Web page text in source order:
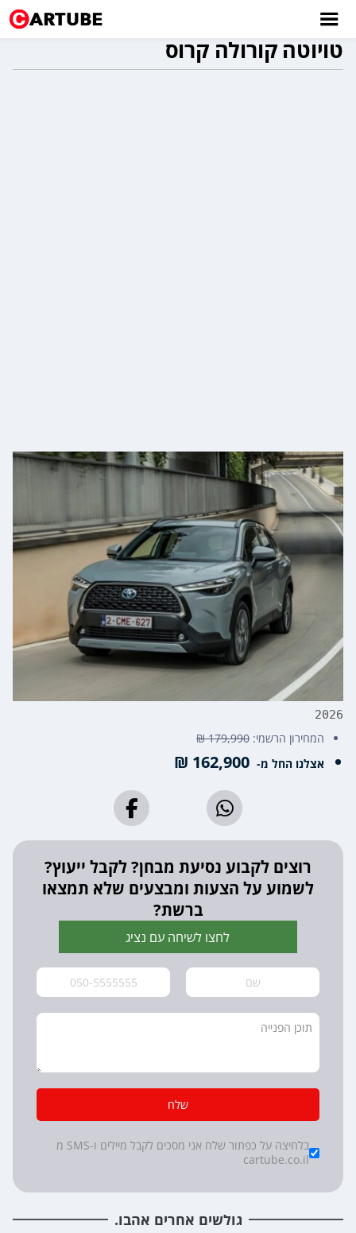
טויוטה קורולה קרוס
2026
המחירון הרשמי: 179,990 ₪
אצלנו החל מ-
רוצים לקבוע נסיעת מבחן? לקבל ייעוץ?
לשמוע על הצעות ומבצעים שלא תמצאו
ברשת?
לחצו לשיחה עם נציג
שלח
Checkboxes
*
בלחיצה על כפתור שלח אני מסכים לקבל מיילים ו-SMS מ
cartube.co.il
גולשים אחרים אהבו.